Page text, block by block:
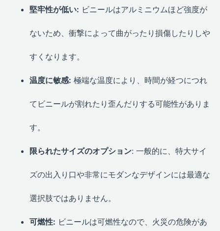
堅牢性が低い: ビニールはアルミニウムほど強度が
ないため、衝撃によって曲がったり損傷したりしや
すくなります。
温度に敏感: 極端な温度により、時間が経つにつれ
てビニールが割れたり歪んだりする可能性がありま
す。
限られたサイズのオプション: 一般的に、特大サイ
ズの出入り口や非常にモダンなデザインには最適な
選択肢ではありません。
可燃性: ビニールは可燃性なので、火災の危険があ